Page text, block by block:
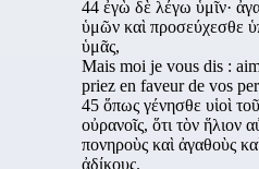
44 ἐγὼ δὲ λέγω ὑμῖν·
ὑμῶν καὶ προσεύχεσθε
ὑμᾶς,
Mais moi je vous dis :
priez en faveur de vos
45 ὅπως γένησθε υἱοὶ
οὐρανοῖς, ὅτι τὸν ἥλιον
πονηροὺς καὶ ἀγαθοὺς
ἀδίκους.